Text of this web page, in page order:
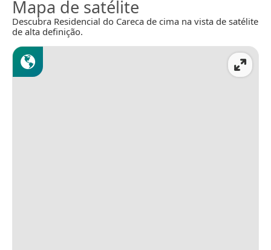
Mapa de satélite
Descubra Residencial do Careca de cima na vista de satélite
de alta definição.